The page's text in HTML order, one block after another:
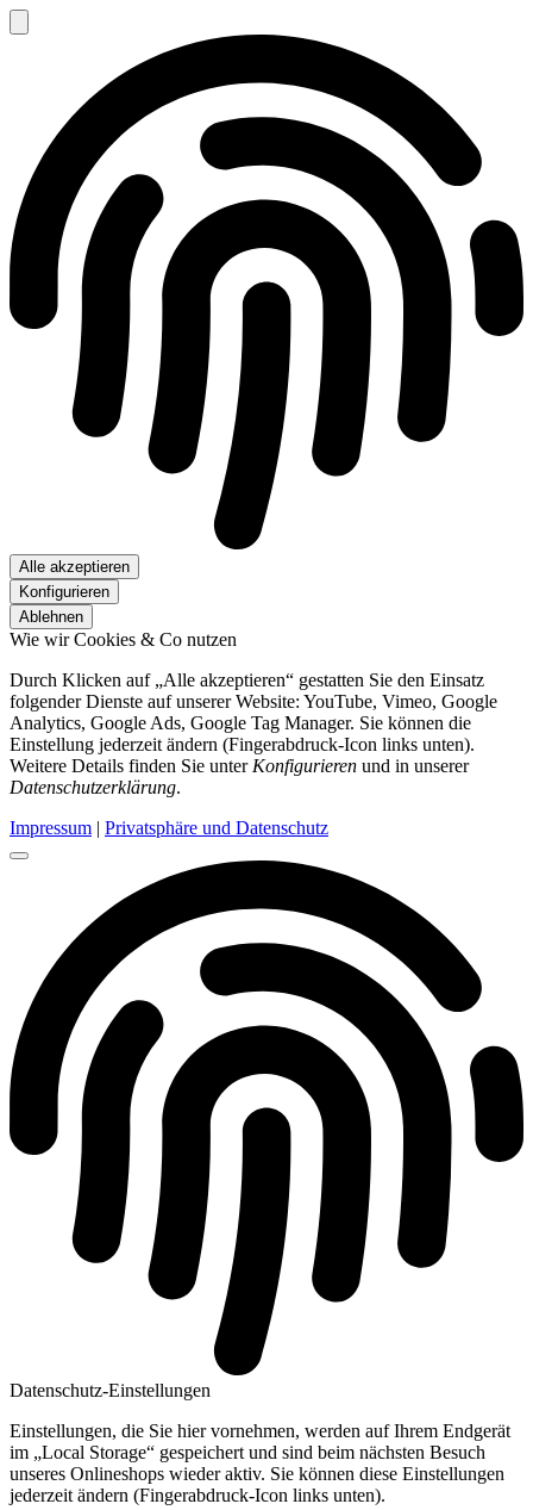
Alle akzeptieren
Konfigurieren
Ablehnen
Wie wir Cookies & Co nutzen
Durch Klicken auf „Alle akzeptieren“ gestatten Sie den Einsatz
folgender Dienste auf unserer Website: YouTube, Vimeo, Google
Analytics, Google Ads, Google Tag Manager. Sie können die
Einstellung jederzeit ändern (Fingerabdruck-Icon links unten).
Weitere Details finden Sie unter Konfigurieren und in unserer
Datenschutzerklärung.
Impressum | Privatsphäre und Datenschutz
Datenschutz-Einstellungen
Einstellungen, die Sie hier vornehmen, werden auf Ihrem Endgerät
im „Local Storage“ gespeichert und sind beim nächsten Besuch
unseres Onlineshops wieder aktiv. Sie können diese Einstellungen
jederzeit ändern (Fingerabdruck-Icon links unten).